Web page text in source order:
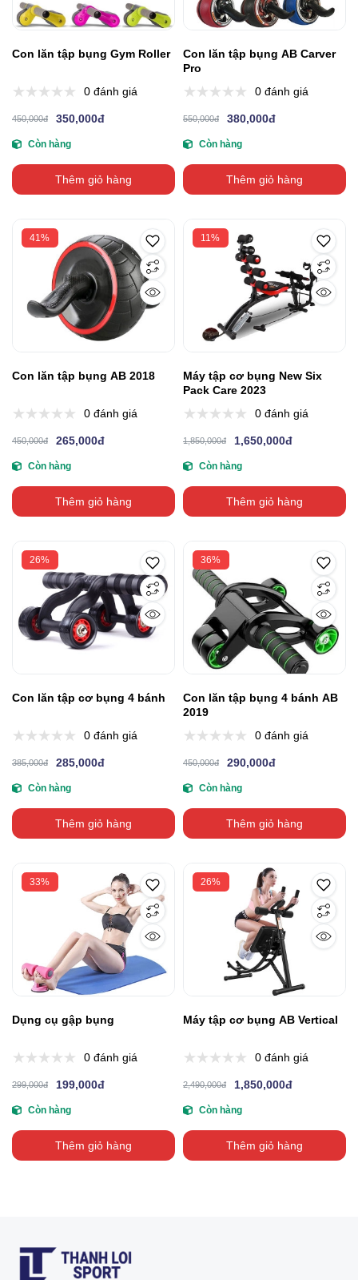
Con lăn tập bụng Gym Roller
0 đánh giá
450,000đ 350,000đ
Còn hàng
Thêm giỏ hàng
Con lăn tập bụng AB Carver
Pro
0 đánh giá
550,000đ 380,000đ
Còn hàng
Thêm giỏ hàng
41%
Con lăn tập bụng AB 2018
0 đánh giá
450,000đ 265,000đ
Còn hàng
Thêm giỏ hàng
11%
Máy tập cơ bụng New Six
Pack Care 2023
0 đánh giá
1,850,000đ 1,650,000đ
Còn hàng
Thêm giỏ hàng
26%
Con lăn tập cơ bụng 4 bánh
0 đánh giá
385,000đ 285,000đ
Còn hàng
Thêm giỏ hàng
36%
Con lăn tập bụng 4 bánh AB
2019
0 đánh giá
450,000đ 290,000đ
Còn hàng
Thêm giỏ hàng
33%
Dụng cụ gập bụng
0 đánh giá
299,000đ 199,000đ
Còn hàng
Thêm giỏ hàng
26%
Máy tập cơ bụng AB Vertical
0 đánh giá
2,490,000đ 1,850,000đ
Còn hàng
Thêm giỏ hàng